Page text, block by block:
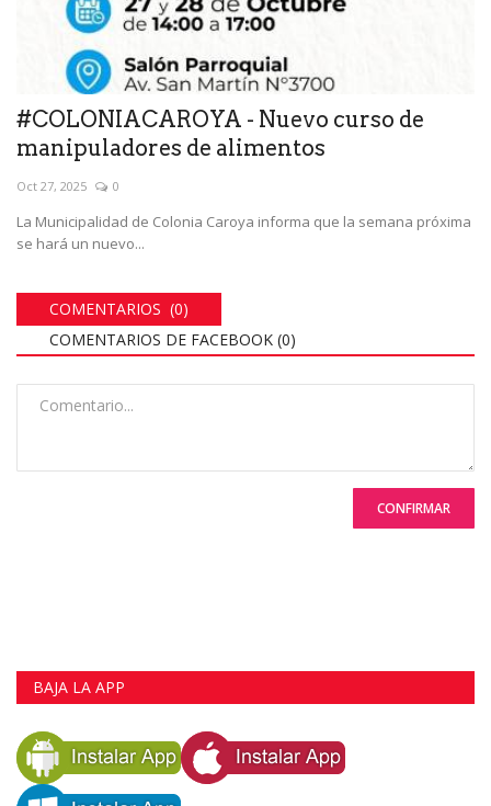
#COLONIACAROYA - Nuevo curso de
manipuladores de alimentos
Oct 27, 2025 0
La Municipalidad de Colonia Caroya informa que la semana próxima
se hará un nuevo...
COMENTARIOS (0)
COMENTARIOS DE FACEBOOK (0)
CONFIRMAR
BAJA LA APP